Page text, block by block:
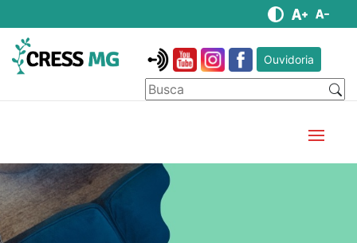
Ouvidoria